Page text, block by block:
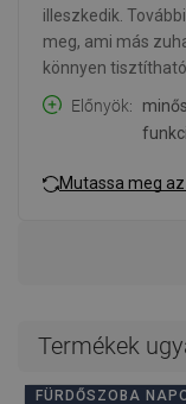
illeszkedik.
meg, ami más
könnyen
Előnyök
Mutassa meg
Termékek
FÜRDŐSZOBA